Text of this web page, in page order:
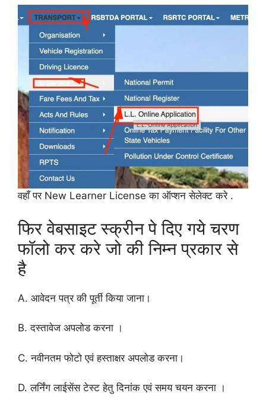
वहाँ पर New Learner License का ऑप्शन सेलेक्ट करे .
फिर वेबसाइट स्क्रीन पे दिए गये चरण
फॉलो कर करे जो की निम्न प्रकार से
है
A. आवेदन पत्र की पूर्ती कि‍या जाना।
B. दस्तावेज अपलोड करना ।
C. नवीनतम फोटो एवं हस्ताक्षर अपलोड करना।
D. लर्निंग लाईसेंस टेस्‍ट हेतु दि‍नांक एवं समय चयन करना ।